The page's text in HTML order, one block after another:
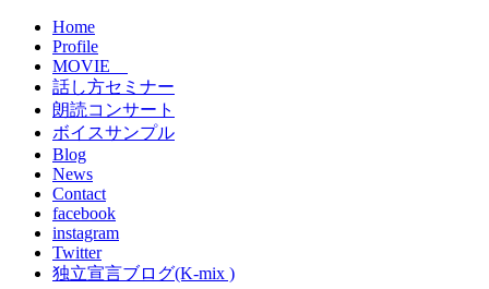
Home
Profile
MOVIE
話し方セミナー
朗読コンサート
ボイスサンプル
Blog
News
Contact
facebook
instagram
Twitter
独立宣言ブログ(K-mix )